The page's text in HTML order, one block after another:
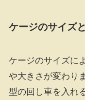
ケージのサイズ
ケージのサイズに
や大きさが変わり
型の回し車を入れ